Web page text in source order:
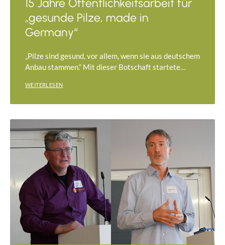
15 Jahre Öffentlichkeitsarbeit für
„gesunde Pilze, made in
Germany“
„Pilze sind gesund, vor allem, wenn sie aus deutschem
Anbau stammen.“ Mit dieser Botschaft startete…
WEITERLESEN